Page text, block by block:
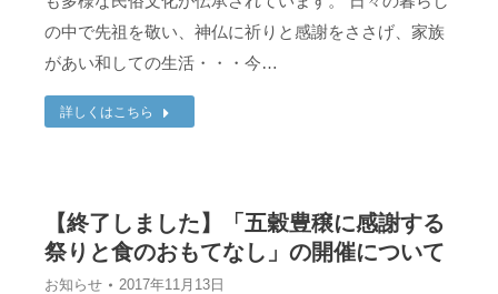
の中で先祖を敬い、神仏に祈りと感謝をささげ、家族
があい和しての生活・・・今…
詳しくはこちら
【終了しました】「五穀豊穣に感謝する
祭りと食のおもてなし」の開催について
お知らせ 2017年11月13日